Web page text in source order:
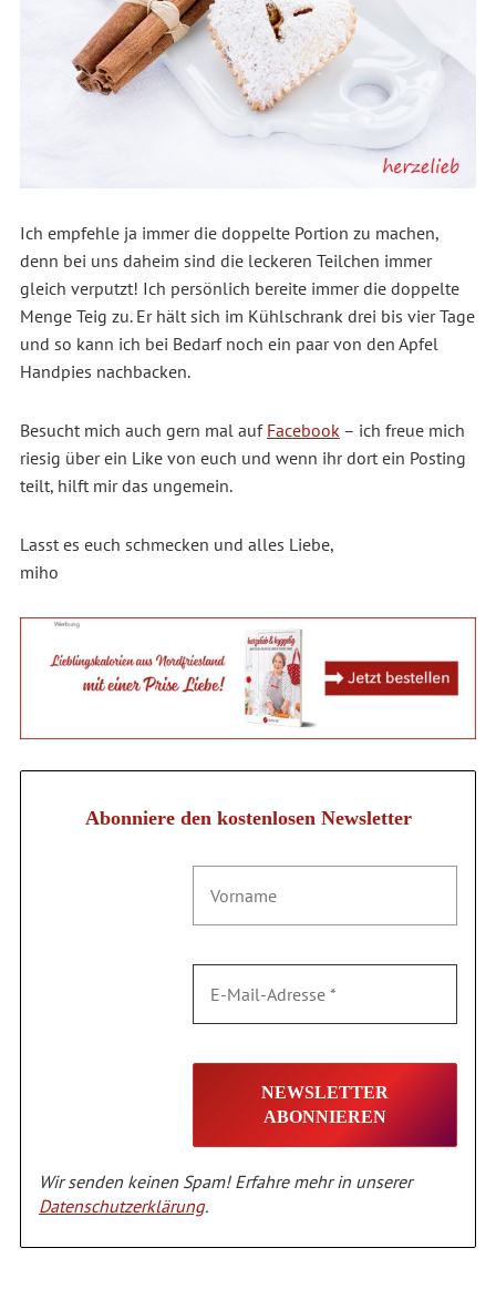
Ich empfehle ja immer die doppelte Portion zu machen,
denn bei uns daheim sind die leckeren Teilchen immer
gleich verputzt! Ich persönlich bereite immer die doppelte
Menge Teig zu. Er hält sich im Kühlschrank drei bis vier Tage
und so kann ich bei Bedarf noch ein paar von den Apfel
Handpies nachbacken.
Besucht mich auch gern mal auf Facebook – ich freue mich
riesig über ein Like von euch und wenn ihr dort ein Posting
teilt, hilft mir das ungemein.
Lasst es euch schmecken und alles Liebe,
miho
Abonniere den kostenlosen Newsletter
Wir senden keinen Spam! Erfahre mehr in unserer
Datenschutzerklärung.
Alternative: